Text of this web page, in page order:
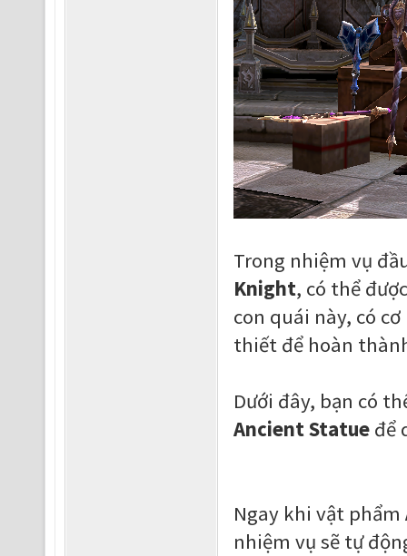
Trong nhiệm vụ
Knight, có thể
con quái này, có
thiết để hoàn
Dưới đây, bạn có
Ancient Statueđể
Ngay khi vật phẩm
nhiệm vụ sẽ tự